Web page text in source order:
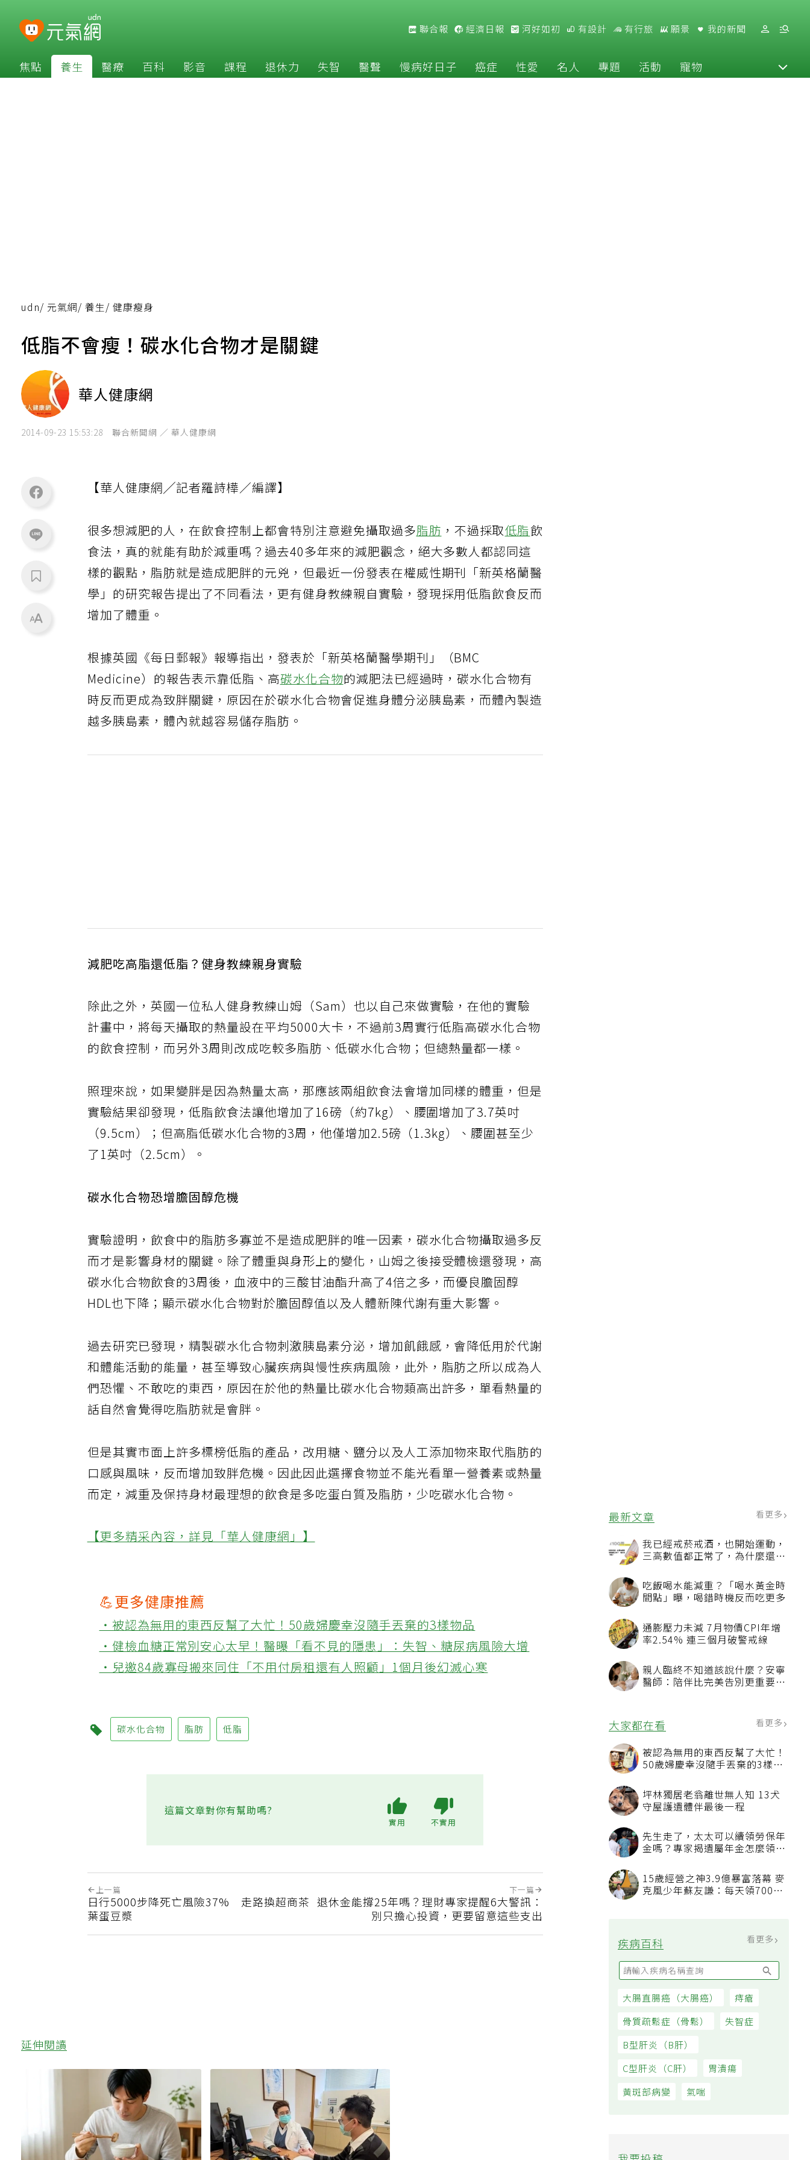
聯合報 經濟日報 河好如初 有設計 有行旅 願景 我的新聞
焦點 養生 醫療 百科 影音 課程 退休力 失智 醫聲 慢病好日子 癌症 性愛 名人 專題 活動 寵物
最新文章 看更多
我已經戒菸戒酒，也開始運動，
三高數值都正常了，為什麼還不
吃飯喝水能減重？「喝水黃金時
間點」曝，喝錯時機反而吃更多
通膨壓力未減 7月物價CPI年增
率2.54% 連三個月破警戒線
親人臨終不知道該說什麼？安寧
醫師：陪伴比完美告別更重要，
大家都在看
被認為無用的東西反幫了大忙！
50歲婦慶幸沒隨手丟棄的3樣物
坪林獨居老翁離世無人知 13犬
守屋護遺體伴最後一程
先生走了，太太可以續領勞保年
15歲經營之神3.9億暴富落幕 麥
克風少年蘇友謙：每天領700元
疾病百科
udn/ 元氣網/ 養生/ 健康瘦身
低脂不會瘦！碳水化合物才是關鍵
華人健康網
2014-09-23 15:53:28 聯合新聞網 ／ 華人健康網
【華人健康網╱記者羅詩樺／編譯】
很多想減肥的人，在飲食控制上都會特別注意避免攝取過多脂肪 ，不過採取低脂飲
食法，真的就能有助於減重嗎？過去40多年來的減肥觀念，絕大多數人都認同這
樣的觀點，脂肪就是造成肥胖的元兇，但最近一份發表在權威性期刊「新英格蘭醫
學」的研究報告提出了不同看法，更有健身教練親自實驗，發現採用低脂飲食反而
增加了體重。
根據英國《每日郵報》報導指出，發表於「新英格蘭醫學期刊」（BMC
Medicine）的報告表示靠低脂、高碳水化合物的減肥法已經過時，碳水化合物有
時反而更成為致胖關鍵，原因在於碳水化合物會促進身體分泌胰島素，而體內製造
越多胰島素，體內就越容易儲存脂肪。
減肥吃高脂還低脂？健身教練親身實驗
除此之外，英國一位私人健身教練山姆（Sam）也以自己來做實驗，在他的實驗
計畫中，將每天攝取的熱量設在平均5000大卡，不過前3周實行低脂高碳水化合物
的飲食控制，而另外3周則改成吃較多脂肪、低碳水化合物；但總熱量都一樣。
照理來說，如果變胖是因為熱量太高，那應該兩組飲食法會增加同樣的體重，但是
實驗結果卻發現，低脂飲食法讓他增加了16磅（約7kg）、腰圍增加了3.7英吋
（9.5cm）；但高脂低碳水化合物的3周，他僅增加2.5磅（1.3kg）、腰圍甚至少
了1英吋（2.5cm）。
碳水化合物恐增膽固醇危機
實驗證明，飲食中的脂肪多寡並不是造成肥胖的唯一因素，碳水化合物攝取過多反
而才是影響身材的關鍵。除了體重與身形上的變化，山姆之後接受體檢還發現，高
碳水化合物飲食的3周後，血液中的三酸甘油酯升高了4倍之多，而優良膽固醇
HDL也下降；顯示碳水化合物對於膽固醇值以及人體新陳代謝有重大影響。
過去研究已發現，精製碳水化合物刺激胰島素分泌，增加飢餓感，會降低用於代謝
和體能活動的能量，甚至導致心臟疾病與慢性疾病風險，此外，脂肪之所以成為人
們恐懼、不敢吃的東西，原因在於他的熱量比碳水化合物類高出許多，單看熱量的
話自然會覺得吃脂肪就是會胖。
但是其實市面上許多標榜低脂的產品，改用糖、鹽分以及人工添加物來取代脂肪的
口感與風味，反而增加致胖危機。因此因此選擇食物並不能光看單一營養素或熱量
而定，減重及保持身材最理想的飲食是多吃蛋白質及脂肪，少吃碳水化合物。
【更多精采內容，詳見「華人健康網」】
💪更多健康推薦
‧被認為無用的東西反幫了大忙！50歲婦慶幸沒隨手丟棄的3樣物品
‧健檢血糖正常別安心太早！醫曝「看不見的隱患」：失智、糖尿病風險大增
‧兒邀84歲寡母搬來同住「不用付房租還有人照顧」1個月後幻滅心寒
碳水化合物 脂肪 低脂
這篇文章對你有幫助嗎?
上一篇
日行5000步降死亡風險37% 走路換超商茶
葉蛋豆漿
下一篇
退休金能撐25年嗎？理財專家提醒6大警訊：
別只擔心投資，更要留意這些支出
延伸閱讀